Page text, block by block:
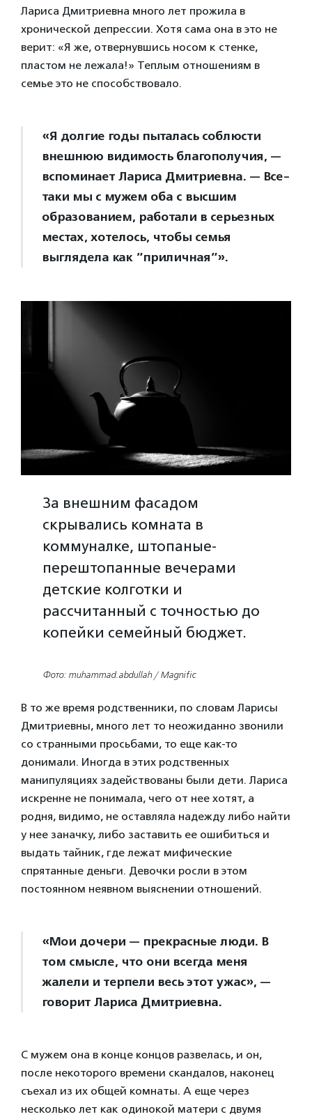
Лариса Дмитриевна много лет прожила в
хронической депрессии. Хотя сама она в это не
верит: «Я же, отвернувшись носом к стенке,
пластом не лежала!» Теплым отношениям в
семье это не способствовало.
«Я долгие годы пыталась соблюсти
внешнюю видимость благополучия, —
вспоминает Лариса Дмитриевна. — Все-
таки мы с мужем оба с высшим
образованием, работали в серьезных
местах, хотелось, чтобы семья
выглядела как ”приличная”».
За внешним фасадом
скрывались комната в
коммуналке, штопаные-
перештопанные вечерами
детские колготки и
рассчитанный с точностью до
копейки семейный бюджет.
Фото: muhammad.abdullah / Magnific
В то же время родственники, по словам Ларисы
Дмитриевны, много лет то неожиданно звонили
со странными просьбами, то еще как-то
донимали. Иногда в этих родственных
манипуляциях задействованы были дети. Лариса
искренне не понимала, чего от нее хотят, а
родня, видимо, не оставляла надежду либо найти
у нее заначку, либо заставить ее ошибиться и
выдать тайник, где лежат мифические
спрятанные деньги. Девочки росли в этом
постоянном неявном выяснении отношений.
«Мои дочери — прекрасные люди. В
том смысле, что они всегда меня
жалели и терпели весь этот ужас», —
говорит Лариса Дмитриевна.
С мужем она в конце концов развелась, и он,
после некоторого времени скандалов, наконец
съехал из их общей комнаты. А еще через
несколько лет как одинокой матери с двумя